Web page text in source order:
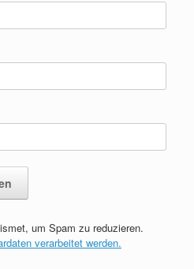
um Spam zu reduzieren.
verarbeitet werden.